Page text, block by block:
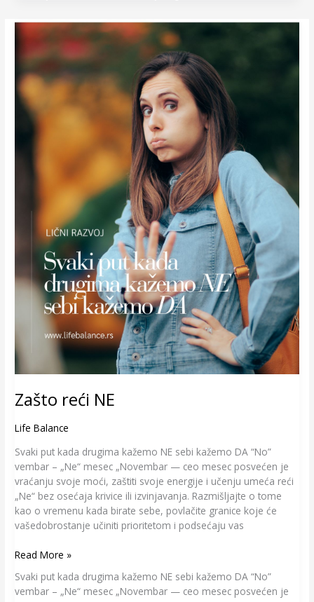
Zašto reći NE
Life Balance
Svaki put kada drugima kažemo NE sebi kažemo DA “No”
vembar – „Ne“ mesec „Novembar — ceo mesec posvećen je
vraćanju svoje moći, zaštiti svoje energije i učenju umeća reći
„Ne“ bez osećaja krivice ili izvinjavanja. Razmišljajte o tome
kao o vremenu kada birate sebe, povlačite granice koje će
vašedobrostanje učiniti prioritetom i podsećaju vas
Zašto
Read More »
Svaki put kada drugima kažemo NE sebi kažemo DA “No”
vembar – „Ne“ mesec „Novembar — ceo mesec posvećen je